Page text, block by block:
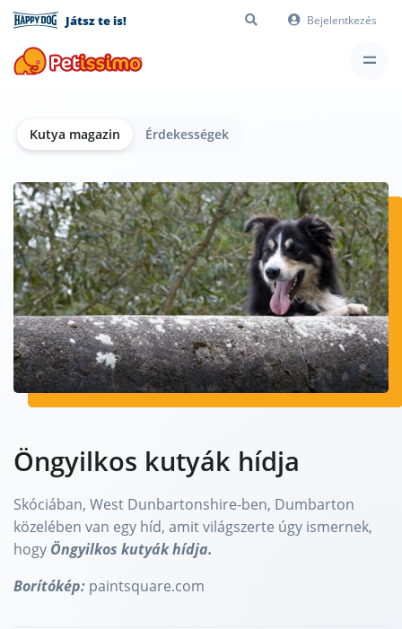
Játsz te is! Bejelentkezés
Kutya magazin Érdekességek
Öngyilkos kutyák hídja
Skóciában, West Dunbartonshire-ben, Dumbarton
közelében van egy híd, amit világszerte úgy ismernek,
hogy Öngyilkos kutyák hídja.
Borítókép: paintsquare.com